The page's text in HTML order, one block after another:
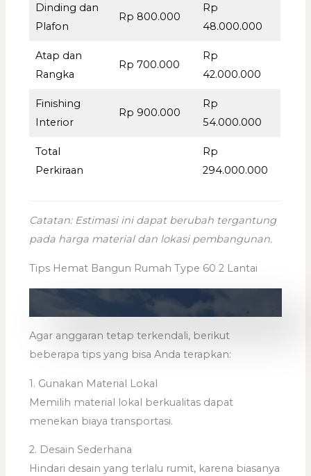
Dinding dan
Plafon
Rp 800.000
Rp
48.000.000
Atap dan
Rangka
Rp 700.000
Rp
42.000.000
Finishing
Interior
Rp 900.000
Rp
54.000.000
Total
Perkiraan
Rp
294.000.000
Catatan: Estimasi ini dapat berubah tergantung
pada harga material dan lokasi pembangunan.
Tips Hemat Bangun Rumah Type 60 2 Lantai
Agar anggaran tetap terkendali, berikut
beberapa tips yang bisa Anda terapkan:
1. Gunakan Material Lokal
Memilih material lokal berkualitas dapat
menekan biaya transportasi.
2. Desain Sederhana
Hindari desain yang terlalu rumit, karena biasanya